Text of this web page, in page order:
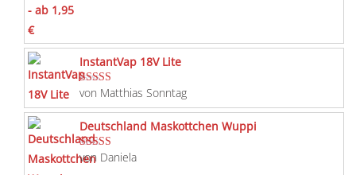
InstantVap 18V Lite
Bewertet mit
von Matthias Sonntag
Deutschland Maskottchen Wuppi
Bewertet mit
von Daniela